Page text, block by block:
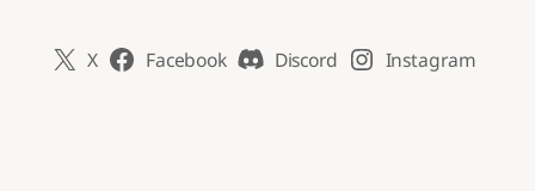
X Facebook Discord Instagram